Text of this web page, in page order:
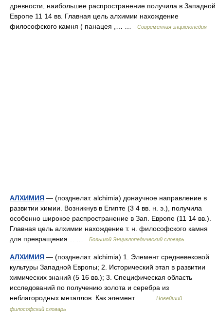
древности, наибольшее распространение получила в Западной
Европе 11 14 вв. Главная цель алхимии нахождение
философского камня ( панацея ,… …
Современная энциклопедия
АЛХИМИЯ — (позднелат. alchimia) донаучное направление в
развитии химии. Возникнув в Египте (3 4 вв. н. э.), получила
особенно широкое распространение в Зап. Европе (11 14 вв.).
Главная цель алхимии нахождение т. н. философского камня
для превращения… …
Большой Энциклопедический словарь
АЛХИМИЯ — (позднелат. alchimia) 1. Элемент средневековой
культуры Западной Европы; 2. Исторический этап в развитии
химических знаний (5 16 вв.); 3. Специфическая область
исследований по получению золота и серебра из
неблагородных металлов. Как элемент… …
Новейший
философский словарь